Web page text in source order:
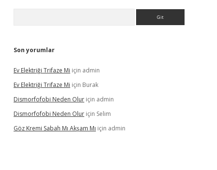
Son yorumlar
Ev Elektriği Trifaze Mi için admin
Ev Elektriği Trifaze Mi için Burak
Dismorfofobi Neden Olur için admin
Dismorfofobi Neden Olur için Selim
Göz Kremi Sabah Mı Akşam Mı için admin